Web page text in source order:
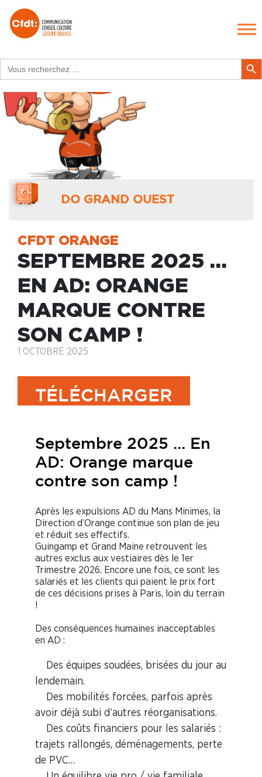
for:
Search
DO GRAND OUEST
CFDT ORANGE
SEPTEMBRE 2025 …
EN AD: ORANGE
MARQUE CONTRE
SON CAMP !
1 OCTOBRE 2025
TÉLÉCHARGER
Septembre 2025 … En
AD: Orange marque
contre son camp !
Après les expulsions AD du Mans Minimes, la
Direction d’Orange continue son plan de jeu
et réduit ses effectifs.
Guingamp et Grand Maine retrouvent les
autres exclus aux vestiaires dès le 1er
Trimestre 2026. Encore une fois, ce sont les
salariés et les clients qui paient le prix fort
de ces décisions prises à Paris, loin du terrain
!
Des conséquences humaines inacceptables
en AD :
Des équipes soudées, brisées du jour au
lendemain.
Des mobilités forcées, parfois après
avoir déjà subi d’autres réorganisations.
Des coûts financiers pour les salariés :
trajets rallongés, déménagements, perte
de PVC…